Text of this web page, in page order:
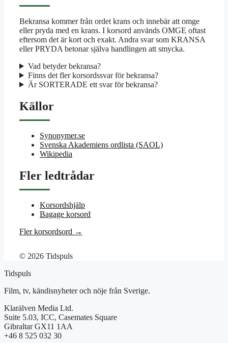
Bekransa kommer från ordet krans och innebär att omge
eller pryda med en krans. I korsord används OMGE oftast
eftersom det är kort och exakt. Andra svar som KRANSA
eller PRYDA betonar själva handlingen att smycka.
Vad betyder bekransa?
Finns det fler korsordssvar för bekransa?
Är SORTERADE ett svar för bekransa?
Källor
Synonymer.se
Svenska Akademiens ordlista (SAOL)
Wikipedia
Fler ledtrådar
Korsordshjälp
Bagage korsord
Fler korsordsord →
© 2026 Tidspuls
Tidspuls
Film, tv, kändisnyheter och nöje från Sverige.
Klarälven Media Ltd.
Suite 5.03, ICC, Casemates Square
Gibraltar GX11 1AA
+46 8 525 032 30